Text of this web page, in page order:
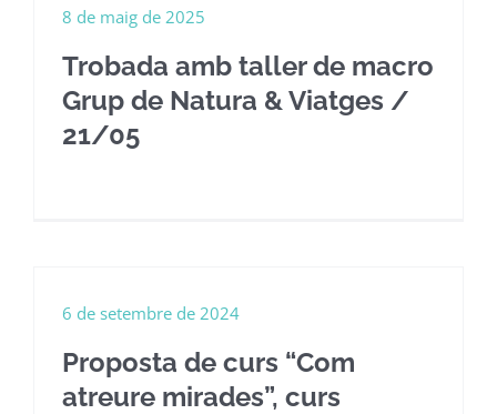
Trobada amb taller de macro
Grup de Natura & Viatges /
21/05
8 de maig de 2025
Proposta de curs “Com
atreure mirades”, curs
6 de setembre de 2024